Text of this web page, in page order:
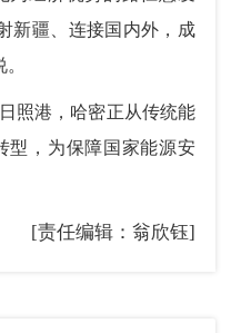
新疆、连接国内外，成
港，哈密正从传统能
型，为保障国家能源安
[责任编辑：翁欣钰]